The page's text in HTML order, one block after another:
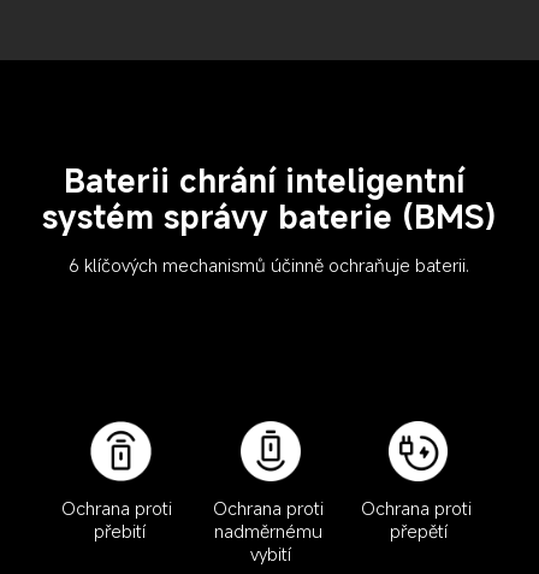
Baterii chrání inteligentní
systém správy baterie (BMS)
6 klíčových mechanismů účinně ochraňuje baterii.
Ochrana proti
přebití
Ochrana proti
nadměrnému
vybití
Ochrana proti
přepětí